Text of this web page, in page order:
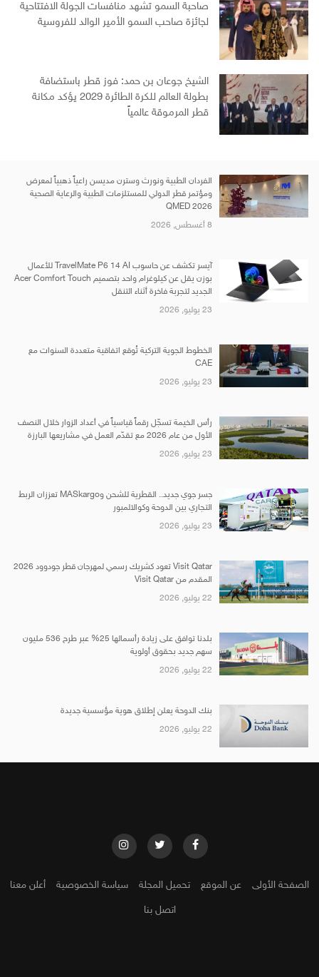
صاحبة السمو تشهد منافسات الجولة الافتتاحية
لجائزة صاحب السمو الأمير الوالد للفروسية
الشيخ جوعان بن حمد: فوز قطر باستضافة
بطولة العالم للكرة الطائرة 2029 يؤكد مكانة
قطر المرموقة عالمياً
الفردان الطبية ونورث وسترن مديسن راعياً ذهبياً لمعرض
ومؤتمر قطر الدولي للمستلزمات الطبية والرعاية الصحية
QMED 2026
8 أغسطس, 2026
آيسر تكشف عن حاسوب TravelMate P6 14 AI للأعمال
بوزن يقل عن كيلوغرام واحد بتصميم Acer Comfort Touch
الجديد لتجربة فاخرة أثناء التنقل
23 يوليو, 2026
الخطوط الجوية التركية تُوقع اتفاقية متعددة السنوات مع
CAE
23 يوليو, 2026
رأس الخيمة تسجّل رقماً قياسياً في أعداد الزوار خلال النصف
الأول من عام 2026 مع تقدّم العمل في مشاريعها البارزة
23 يوليو, 2026
جسر جوي جديد.. القطرية للشحن وMASkargo تعززان الربط
التجاري بين الدوحة وكوالالمبور
23 يوليو, 2026
Visit Qatar تعود كشريك رسمي لمهرجان قطر جودوود 2026
المقدم من Visit Qatar
22 يوليو, 2026
بلدنا توافق على زيادة رأسمالها 25% عبر طرح 536 مليون
سهم جديد بحقوق أولوية
22 يوليو, 2026
بنك الدوحة يعلن إطلاق هوية مؤسسية جديدة
22 يوليو, 2026
الصفحة الأولى عن الموقع تحميل المجلة سياسة الخصوصية أعلن معنا
اتصل بنا